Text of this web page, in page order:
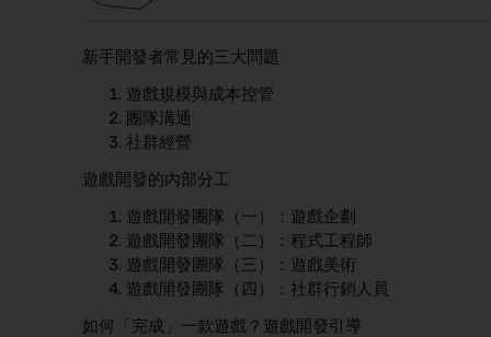
新手開發者常見的三大問題
遊戲規模與成本控管
團隊溝通
社群經營
遊戲開發的內部分工
遊戲開發團隊（一）：遊戲企劃
遊戲開發團隊（二）：程式工程師
遊戲開發團隊（三）：遊戲美術
遊戲開發團隊（四）：社群行銷人員
​​如何「完成」一款遊戲？遊戲開發引導